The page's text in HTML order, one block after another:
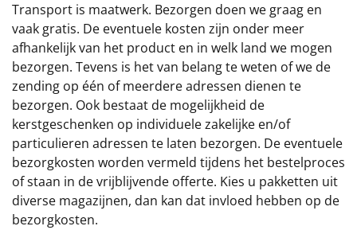
Transport is maatwerk. Bezorgen doen we graag en
vaak gratis. De eventuele kosten zijn onder meer
afhankelijk van het product en in welk land we mogen
bezorgen. Tevens is het van belang te weten of we de
zending op één of meerdere adressen dienen te
bezorgen. Ook bestaat de mogelijkheid de
kerstgeschenken op individuele zakelijke en/of
particulieren adressen te laten bezorgen. De eventuele
bezorgkosten worden vermeld tijdens het bestelproces
of staan in de vrijblijvende offerte. Kies u pakketten uit
diverse magazijnen, dan kan dat invloed hebben op de
bezorgkosten.